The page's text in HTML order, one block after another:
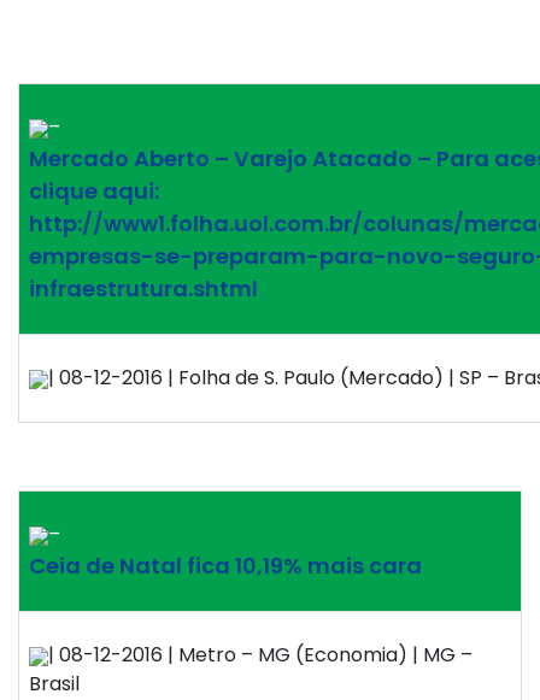
–
Mercado Aberto – Varejo Atacado – Para
clique aqui:
http://www1.folha.uol.com.br/colunas/
empresas-se-preparam-para-novo-
infraestrutura.shtml
| 08-12-2016 | Folha de S. Paulo (Mercado) | SP –
–
Ceia de Natal fica 10,19% mais cara
| 08-12-2016 | Metro – MG (Economia) | MG –
Brasil